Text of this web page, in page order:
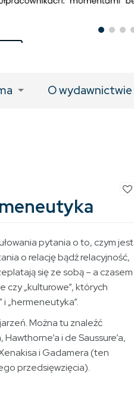
O wydawnictwie
pytania o to, czym jest
o relację bądź relacyjność,
się ze sobą – a czasem
czy „kulturowe”, których
i „hermeneutyka”.
Można tu znaleźć
i de Saussure’a,
i Gadamera (ten
przedsięwzięcia).